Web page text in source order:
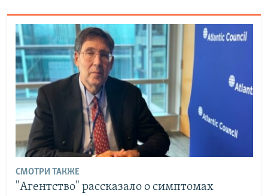
СМОТРИ ТАКЖЕ
"Агентство" рассказало о симптомах